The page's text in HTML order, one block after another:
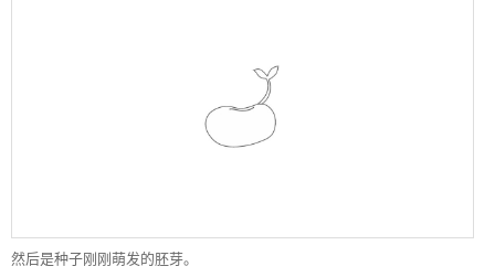
然后是种子刚刚萌发的胚芽。